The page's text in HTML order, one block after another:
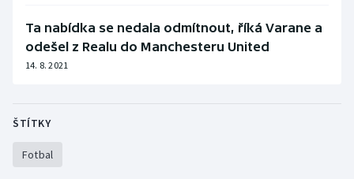
Ta nabídka se nedala odmítnout, říká Varane a
odešel z Realu do Manchesteru United
14. 8. 2021
ŠTÍTKY
Fotbal